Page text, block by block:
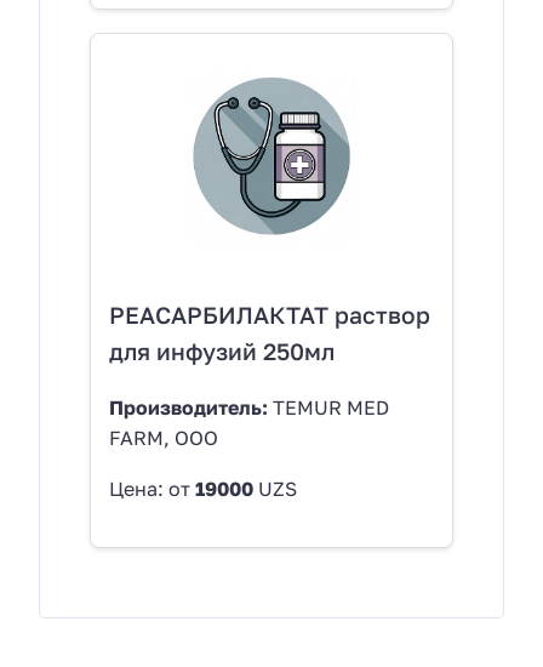
РЕАСАРБИЛАКТАТ раствор
для инфузий 250мл
Производитель: TEMUR MED
FARM, OOO
Цена: от 19000 UZS